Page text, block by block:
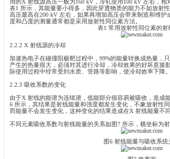
根据式（5），可以方便地计算出对于任
强度衰减到一半时的厚度值）之间的关
用放射性同位素测量的设备，由于射线
平。
2.1.2 化学分析更精确
使用X 射线技术进行浓度、化学成分分
学分析时，一般是利用X 射线的荧光效
线，但被测元素的激发谱线容易受到其
射线的能量调节和滤片技术，实现对特
现对特有元素的高精度测量。